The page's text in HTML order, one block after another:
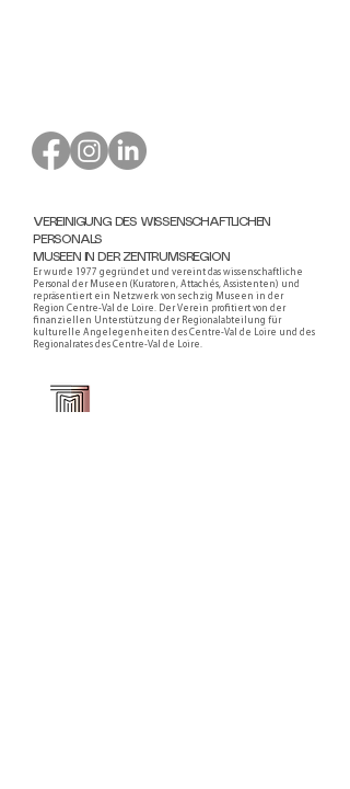
VEREINIGUNG DES WISSENSCHAFTLICHEN
PERSONALS
MUSEEN IN DER ZENTRUMSREGION
Er wurde 1977 gegründet und vereint das wissenschaftliche
Personal der Museen (Kuratoren, Attachés, Assistenten) und
repräsentiert ein Netzwerk von sechzig Museen in der
Region Centre-Val de Loire. Der Verein profitiert von der
finanziellen Unterstützung der Regionalabteilung für
kulturelle Angelegenheiten des Centre-Val de Loire und des
Regionalrates des Centre-Val de Loire.